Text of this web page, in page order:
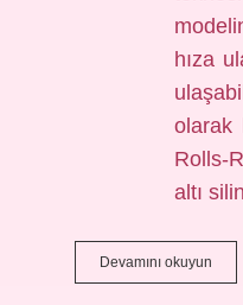
hıza
olarak
Rolls-
altı
Devamını okuyun
Hızlı